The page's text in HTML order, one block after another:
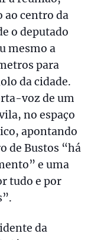
ao centro da
o deputado
mesmo a
para
da cidade.
voz de um
no espaço
apontando
de Bustos “há
e uma
tudo e por
da